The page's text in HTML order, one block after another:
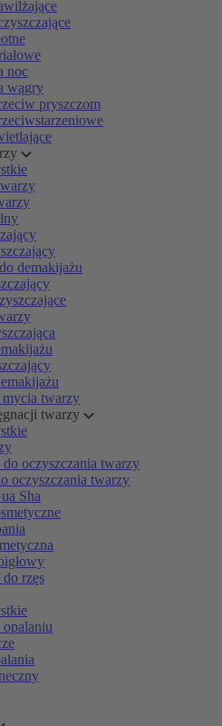
noc
wągry
pryszczom
demakijażu
twarzy
twarzy
do oczyszczania twarzy
oczyszczania twarzy
Sha
rzęs